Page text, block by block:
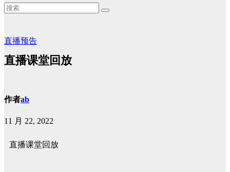
直播预告
直播课堂回放
作者ab
11 月 22, 2022
直播课堂回放